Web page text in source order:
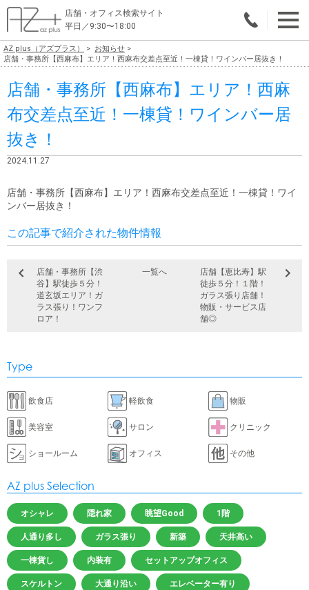
店舗・オフィス検索サイト
平日／9:30〜18:00
物件総合検索
エリアで探す
業種で探す
広さで探す
こだわりで探す
店舗・オフィス物件を探す
テナントビルオーナー様へ
店舗・オフィスの内装会社を探す
AZ plus（アズプラス）
お知らせ
店舗・事務所【西麻布】エリア！西麻布交差点至近！一棟貸！ワインバー居抜き！
店舗・事務所【西麻布】エリア！西麻
布交差点至近！一棟貸！ワインバー居
抜き！
2024.11.27
店舗・事務所【西麻布】エリア！西麻布交差点至近！一棟貸！ワイ
ンバー居抜き！
この記事で紹介された物件情報
店舗・事務所【渋
谷】駅徒歩５分！
道玄坂エリア！ガ
ラス張り！ワンフ
ロア！
一覧へ
店舗【恵比寿】駅
徒歩５分！１階！
ガラス張り店舗！
物販・サービス店
舗◎
Type
飲食店 軽飲食 物販
美容室 サロン クリニック
ショールーム オフィス その他
AZ plus Selection
オシャレ 隠れ家 眺望Good 1階
人通り多し ガラス張り 新築 天井高い
一棟貨し 内装有 セットアップオフィス
スケルトン 大通り沿い エレベーター有り